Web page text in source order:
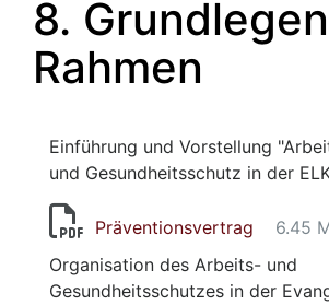
8.
Rahmen
Einführung und Vorstellung
und Gesundheitsschutz in der
Präventionsvertrag
6.45
Organisation des Arbeits- und
Gesundheitsschutzes in der